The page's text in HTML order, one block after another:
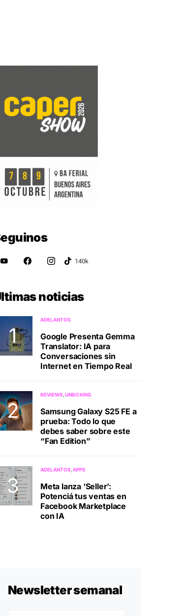
noticias
ADELANTOS
Google Presenta Gemma
Translator: IA para
Conversaciones sin
Internet en Tiempo Real
REVIEWS UNBOXING
Samsung Galaxy S25 FE a
prueba: Todo lo que
debes saber sobre este
“Fan Edition”
ADELANTOS APPS
Meta lanza ‘Seller’:
Potenciá tus ventas en
Facebook Marketplace
con IA
Newsletter semanal